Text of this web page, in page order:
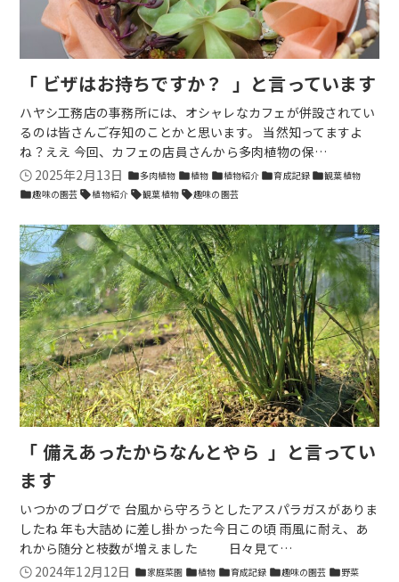
「 ビザはお持ちですか？ 」と言っています
ハヤシ工務店の事務所には、オシャレなカフェが併設されてい
るのは皆さんご存知のことかと思います。 当然知ってますよ
ね？ええ 今回、カフェの店員さんから多肉植物の保…
2025年2月13日 folder多肉植物 folder植物 folder植物紹介 folder育成記録 folder観葉植物
folder趣味の園芸 sell植物紹介 sell観葉植物 sell趣味の園芸
「 備えあったからなんとやら 」と言ってい
ます
いつかのブログで 台風から守ろうとしたアスパラガスがありま
したね 年も大詰めに差し掛かった今日この頃 雨風に耐え、あ
れから随分と枝数が増えました 日々見て…
2024年12月12日 folder家庭菜園 folder植物 folder育成記録 folder趣味の園芸 folder野菜